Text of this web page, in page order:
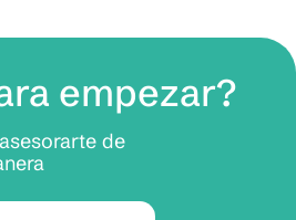
empezar?
de